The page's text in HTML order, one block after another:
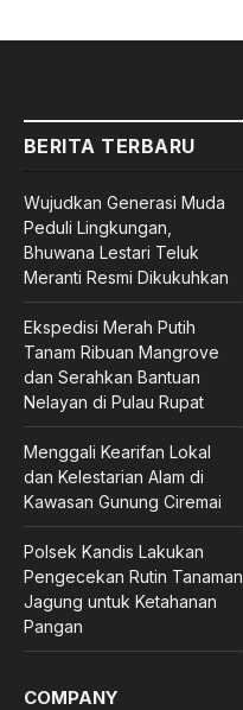
BERITA TERBARU
Wujudkan Generasi Muda
Peduli Lingkungan,
Bhuwana Lestari Teluk
Meranti Resmi Dikukuhkan
Ekspedisi Merah Putih
Tanam Ribuan Mangrove
dan Serahkan Bantuan
Nelayan di Pulau Rupat
Menggali Kearifan Lokal
dan Kelestarian Alam di
Kawasan Gunung Ciremai
Polsek Kandis Lakukan
Pengecekan Rutin Tanaman
Jagung untuk Ketahanan
Pangan
COMPANY